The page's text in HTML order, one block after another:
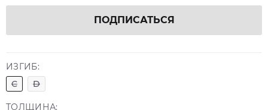
ПОДПИСАТЬСЯ
ИЗГИБ:
C
D
ТОЛЩИНА: